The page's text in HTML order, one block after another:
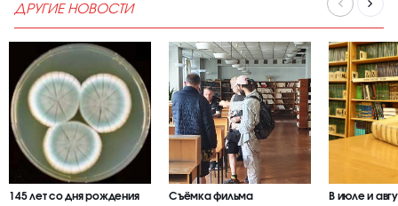
ДРУГИЕ НОВОСТИ
145 лет со дня рождения
Съёмка фильма
В июле и